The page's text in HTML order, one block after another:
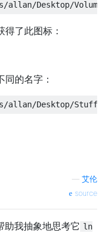
/allan/Desktop/
了此图标：
的名字：
/allan/Desktop/Stuff
艾伦
source
助我抽象地思考它 ln